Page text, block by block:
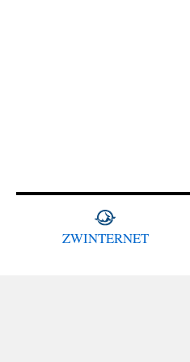
ZWINTERNET